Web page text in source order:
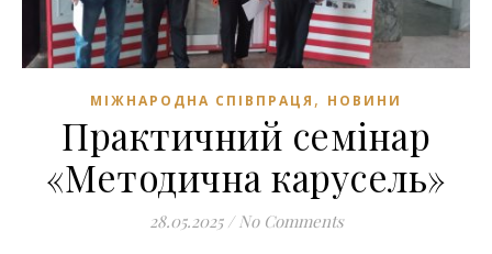
МІЖНАРОДНА СПІВПРАЦЯ , НОВИНИ
Практичний семінар
«Методична карусель»
28.05.2025 / No Comments